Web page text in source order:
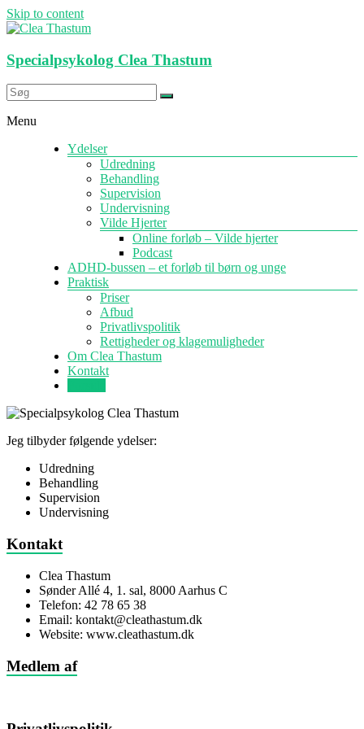
Skip to content
Specialpsykolog Clea Thastum
Menu
Ydelser
Udredning
Behandling
Supervision
Undervisning
Vilde Hjerter
Online forløb – Vilde hjerter
Podcast
ADHD-bussen – et forløb til børn og unge
Praktisk
Priser
Afbud
Privatlivspolitik
Rettigheder og klagemuligheder
Om Clea Thastum
Kontakt
Jeg tilbyder følgende ydelser:
Udredning
Behandling
Supervision
Undervisning
Kontakt
Clea Thastum
Sønder Allé 4, 1. sal, 8000 Aarhus C
Telefon: 42 78 65 38
Email: kontakt@cleathastum.dk
Website: www.cleathastum.dk
Medlem af